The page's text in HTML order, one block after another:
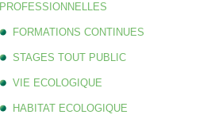
PROFESSIONNELLES
FORMATIONS CONTINUES
STAGES TOUT PUBLIC
VIE ECOLOGIQUE
HABITAT ECOLOGIQUE